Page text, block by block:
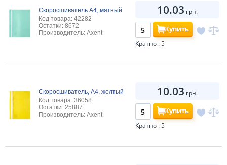
Скоросшиватель А4, мятный
Код товара: 42282
Остатки: 8672
Производитель: Axent
10.03 грн.
Купить
Кратно : 5
Скоросшиватель, А4, желтый
Код товара: 36058
Остатки: 25887
Производитель: Axent
10.03 грн.
Купить
Кратно : 5